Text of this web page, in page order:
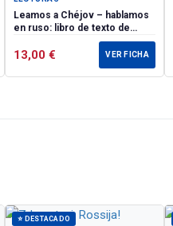
the
listLeamos a Chéjov – hablamos
en ruso: libro de texto de
lectura para los extranjeros
que aprenden ruso
13,00 € VER FICHA
⭐ DESTACADO